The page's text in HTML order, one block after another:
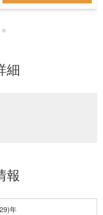
細
報
年